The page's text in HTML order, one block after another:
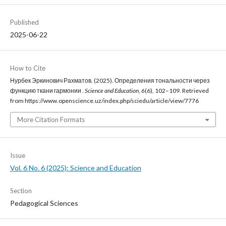
Published
2025-06-22
How to Cite
Нурбек Эркинович Рахматов. (2025). Определения тональности через
функцию ткани гармонии . Science and Education, 6(6), 102–109. Retrieved
from https://www.openscience.uz/index.php/sciedu/article/view/7776
More Citation Formats
Issue
Vol. 6 No. 6 (2025): Science and Education
Section
Pedagogical Sciences